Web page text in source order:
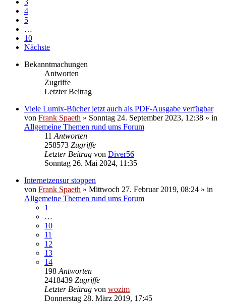
4
5
…
10
Nächste
Bekanntmachungen
Antworten
Zugriffe
Letzter Beitrag
Viele Lumix-Bücher jetzt auch als PDF-Ausgabe verfügbar
von Frank Spaeth » Sonntag 24. September 2023, 12:38 » in
Allgemeine Themen rund ums Forum
11 Antworten
258573 Zugriffe
Letzter Beitrag von Diver56
Sonntag 26. Mai 2024, 11:35
Internetzensur stoppen
von Frank Spaeth » Mittwoch 27. Februar 2019, 08:24 » in
Allgemeine Themen rund ums Forum
1
…
10
11
12
13
14
198 Antworten
2418439 Zugriffe
Letzter Beitrag von wozim
Donnerstag 28. März 2019, 17:45